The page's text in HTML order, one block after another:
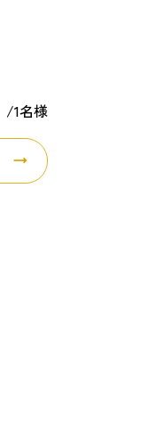
/1名様